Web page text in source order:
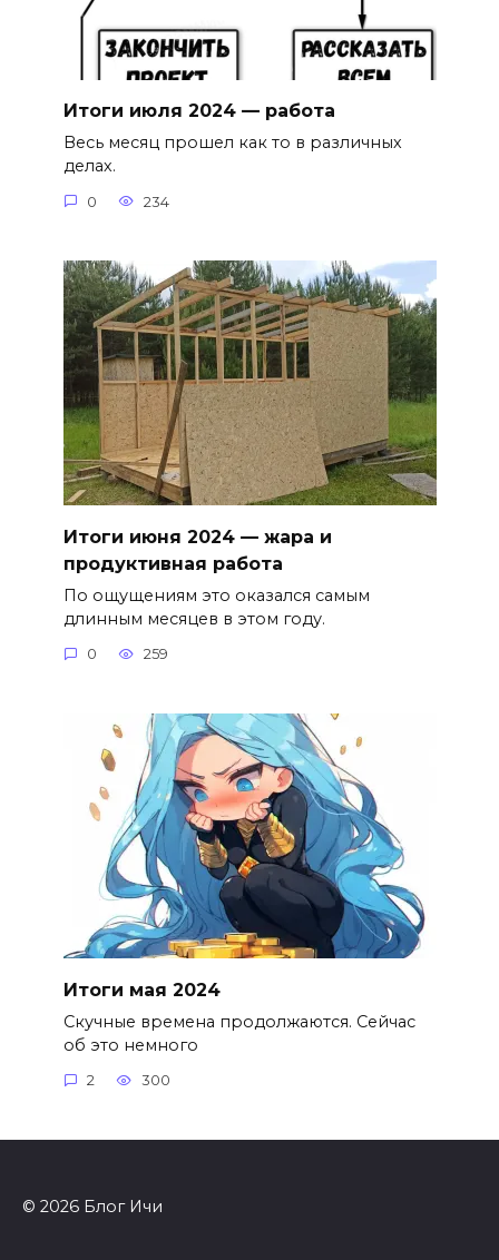
Итоги июля 2024 — работа
Весь месяц прошел как то в различных
делах.
0 234
Итоги июня 2024 — жара и
продуктивная работа
По ощущениям это оказался самым
длинным месяцев в этом году.
0 259
Итоги мая 2024
Скучные времена продолжаются. Сейчас
об это немного
2 300
© 2026 Блог Ичи